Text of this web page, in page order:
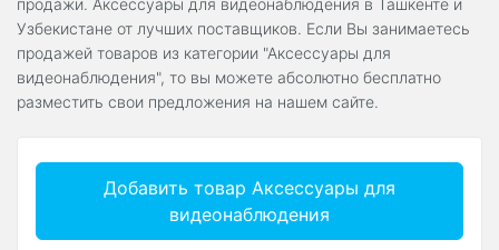
Узбекистане от лучших поставщиков. Если Вы занимаетесь
продажей товаров из категории "Аксессуары для
видеонаблюдения", то вы можете абсолютно бесплатно
разместить свои предложения на нашем сайте.
Добавить товар Аксессуары для
видеонаблюдения